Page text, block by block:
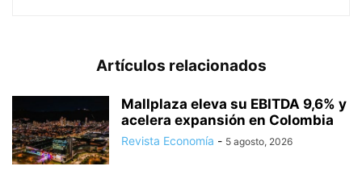
Artículos relacionados
Mallplaza eleva su EBITDA 9,6% y
acelera expansión en Colombia
Revista Economía - 5 agosto, 2026